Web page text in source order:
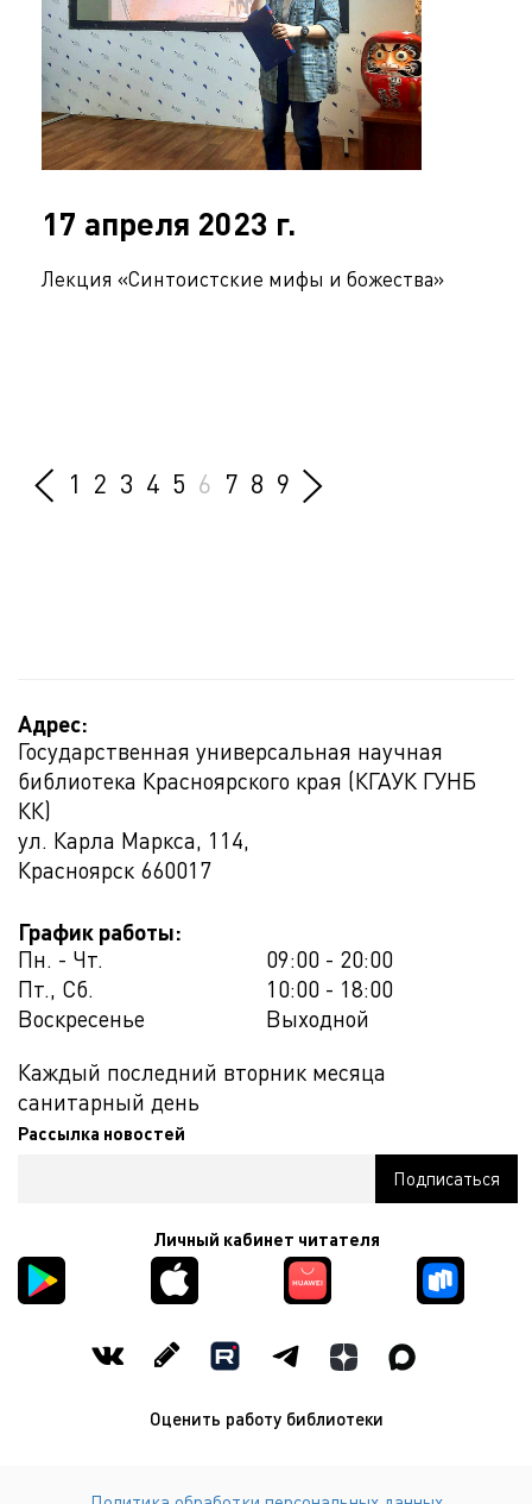
17 апреля 2023 г.
Лекция «Синтоистские мифы и божества»
1 2 3 4 5 6 7 8 9
Адрес:
Государственная универсальная научная
библиотека Красноярского края (КГАУК ГУНБ
КК)
ул. Карла Маркса, 114,
Красноярск 660017
График работы:
Пн. - Чт.
09:00 - 20:00
Пт., Сб.
10:00 - 18:00
Воскресенье
Выходной
Каждый последний вторник месяца
санитарный день
Рассылка новостей
Личный кабинет читателя
Оценить работу библиотеки